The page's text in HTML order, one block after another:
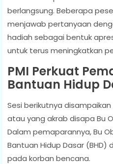
berlangsung. Beberapa
menjawab pertanyaan
hadiah sebagai bentuk
untuk terus meningkatkan
PMI Perkuat
Bantuan Hidup
Sesi berikutnya
atau yang akrab disapa Bu
Dalam pemaparannya, Bu
Bantuan Hidup Dasar
pada korban bencana.